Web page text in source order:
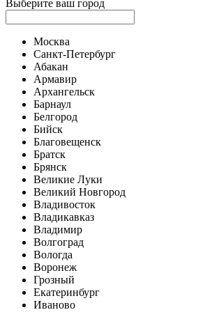
Выберите ваш город
Москва
Санкт-Петербург
Абакан
Армавир
Архангельск
Барнаул
Белгород
Бийск
Благовещенск
Братск
Брянск
Великие Луки
Великий Новгород
Владивосток
Владикавказ
Владимир
Волгоград
Вологда
Воронеж
Грозный
Екатеринбург
Иваново